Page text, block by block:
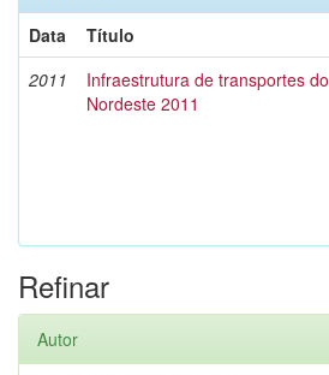
Data
Título
2011
Infraestrutura de transportes do
Nordeste 2011
Refinar
Autor